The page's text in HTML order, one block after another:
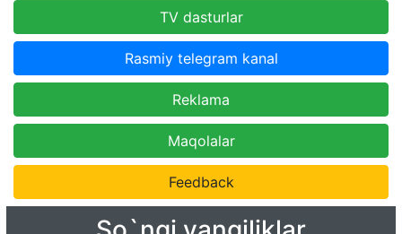
TV dasturlar
Rasmiy telegram kanal
Reklama
Maqolalar
Feedback